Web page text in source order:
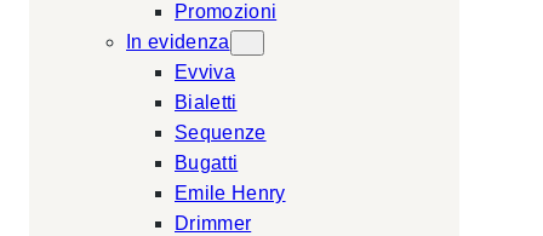
Promozioni
In evidenza
Evviva
Bialetti
Sequenze
Bugatti
Emile Henry
Drimmer